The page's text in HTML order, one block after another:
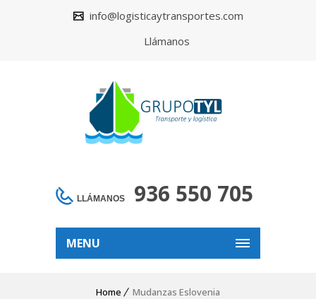
info@logisticaytransportes.com
Llámanos
LLÁMANOS 936 550 705
MENU
Home Mudanzas Eslovenia